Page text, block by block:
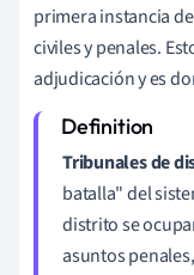
primera instancia
civiles y penales.
adjudicación y es
Tribunales de
batalla" del
distrito se
asuntos